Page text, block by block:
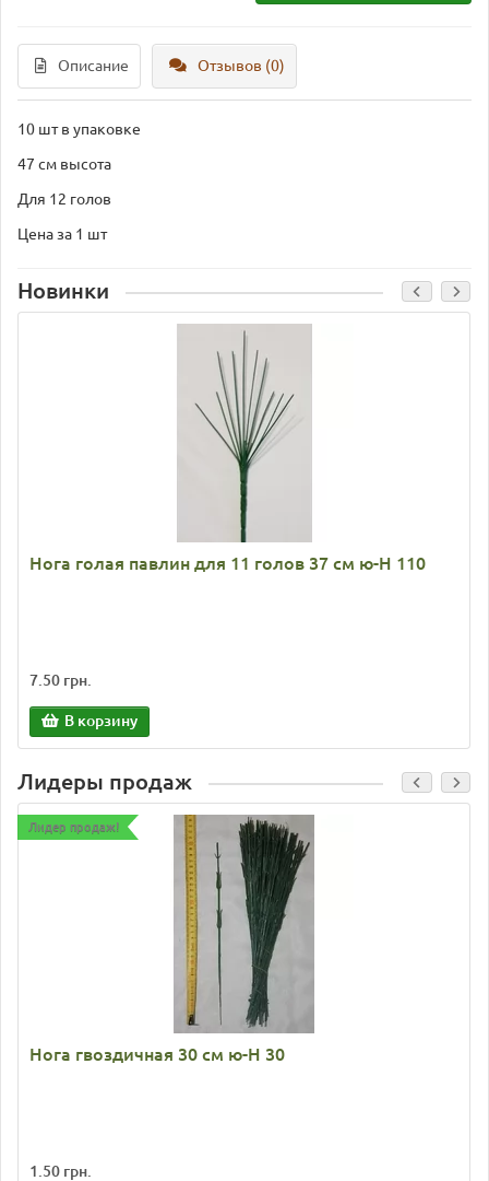
Описание Отзывов (0)
10 шт в упаковке
47 см высота
Для 12 голов
Цена за 1 шт
Новинки
Нога голая павлин для 11 голов 37 см ю-Н 110
7.50 грн.
В корзину
Лидеры продаж
Лидер продаж!
Нога гвоздичная 30 см ю-Н 30
1.50 грн.